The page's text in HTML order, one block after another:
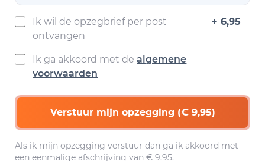
Ik wil de opzegbrief per post
ontvangen
+ 6,95
Ik ga akkoord met dealgemene
voorwaarden
Verstuur mijn opzegging (€ 9,95)
Als ik mijn opzegging verstuur dan ga ik akkoord met
een eenmalige afschrijving van € 9,95.